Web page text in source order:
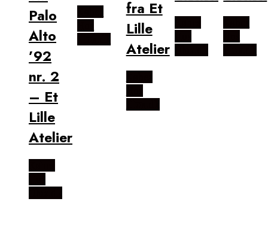
Palo
Alto
’92
nr. 2
– Et
Lille
Atelier
fra Et
Lille
Atelier